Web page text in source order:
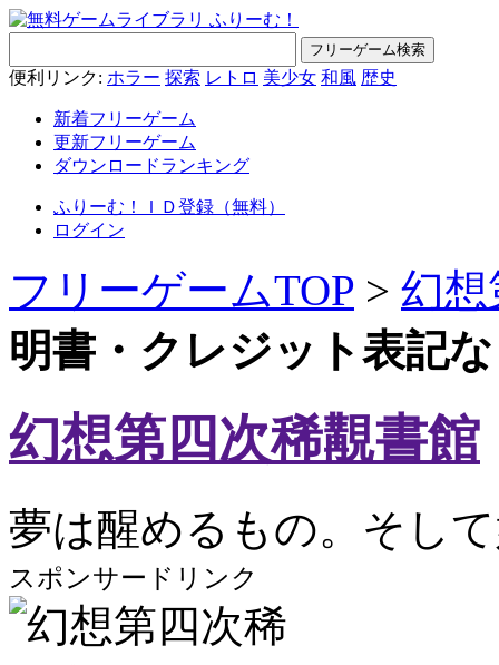
便利リンク: ホラー 探索 レトロ 美少女 和風 歴史
新着フリーゲーム
更新フリーゲーム
ダウンロードランキング
ふりーむ！ＩＤ登録（無料）
ログイン
フリーゲームTOP > 幻想
明書・クレジット表記
幻想第四次稀覯書館
夢は醒めるもの。そし
スポンサードリンク